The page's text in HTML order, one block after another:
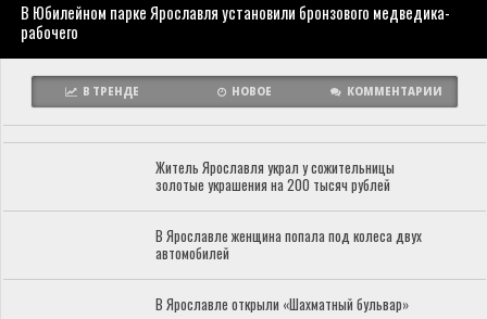
В Юбилейном парке Ярославля установили бронзового медведика-
рабочего
В ТРЕНДЕ НОВОЕ КОММЕНТАРИИ
Житель Ярославля украл у сожительницы
золотые украшения на 200 тысяч рублей
В Ярославле женщина попала под колеса двух
автомобилей
В Ярославле открыли «Шахматный бульвар»